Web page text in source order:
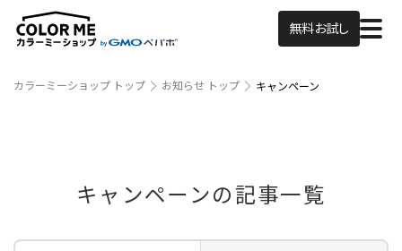
無料お試し
カラーミーショップ トップ お知らせ トップ キャンペーン
キャンペーンの記事一覧